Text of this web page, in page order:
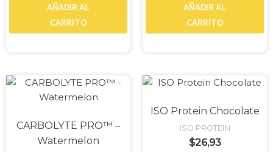
AÑADIR AL
CARRITO
AÑADIR AL
CARRITO
CARBOLYTE PRO™ –
Watermelon
ISO Protein Chocolate
ISO PROTEIN
$26,93